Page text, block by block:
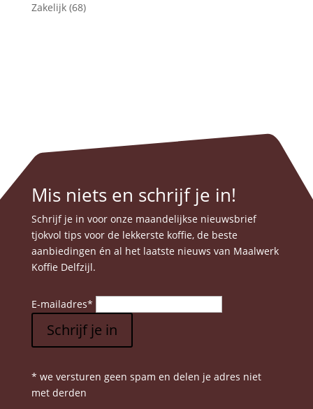
Zakelijk (68)
Mis niets en schrijf je in!
Schrijf je in voor onze maandelijkse nieuwsbrief
tjokvol tips voor de lekkerste koffie, de beste
aanbiedingen én al het laatste nieuws van Maalwerk
Koffie Delfzijl.
E-mailadres*
Schrijf je in
* we versturen geen spam en delen je adres niet
met derden